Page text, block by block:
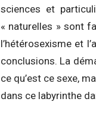
sciences et
« naturelles » sont
l’hétérosexisme et
conclusions. La
ce qu’est ce sexe,
dans ce labyrinthe